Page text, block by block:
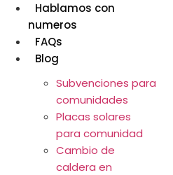
Hablamos con
numeros
FAQs
Blog
Subvenciones para
comunidades
Placas solares
para comunidad
Cambio de
caldera en